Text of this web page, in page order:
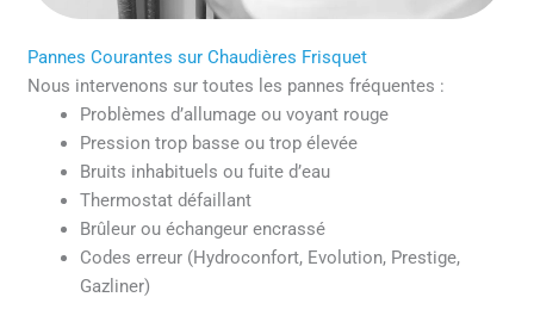
Pannes Courantes sur Chaudières Frisquet
Nous intervenons sur toutes les pannes fréquentes :
Problèmes d’allumage ou voyant rouge
Pression trop basse ou trop élevée
Bruits inhabituels ou fuite d’eau
Thermostat défaillant
Brûleur ou échangeur encrassé
Codes erreur (Hydroconfort, Evolution, Prestige,
Gazliner)